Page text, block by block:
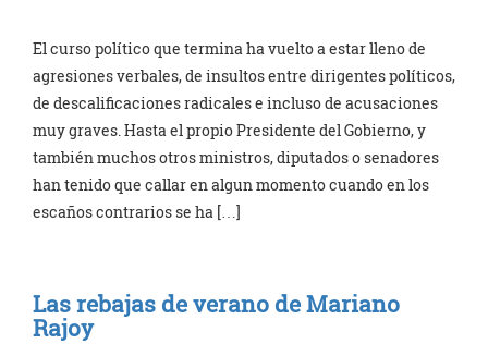
El curso político que termina ha vuelto a estar lleno de
agresiones verbales, de insultos entre dirigentes políticos,
de descalificaciones radicales e incluso de acusaciones
muy graves. Hasta el propio Presidente del Gobierno, y
también muchos otros ministros, diputados o senadores
han tenido que callar en algun momento cuando en los
escaños contrarios se ha […]
Las rebajas de verano de Mariano
Rajoy